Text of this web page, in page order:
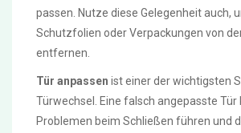
passen. Nutze diese Gelegenheit auch,
Schutzfolien oder Verpackungen von
entfernen.
Tür anpassen ist einer der wichtigsten
Türwechsel. Eine falsch angepasste Tür
Problemen beim Schließen führen und